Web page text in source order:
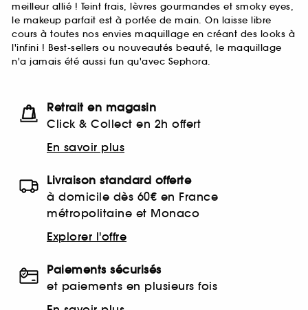
meilleur allié ! Teint frais, lèvres gourmandes et smoky eyes,
le makeup parfait est à portée de main. On laisse libre
cours à toutes nos envies maquillage en créant des looks à
l'infini ! Best-sellers ou nouveautés beauté, le maquillage
n'a jamais été aussi fun qu'avec Sephora.
Retrait en magasin
Click & Collect en 2h offert
En savoir plus
Livraison standard offerte
à domicile dès 60€ en France
métropolitaine et Monaco
Explorer l'offre
Paiements sécurisés
et paiements en plusieurs fois